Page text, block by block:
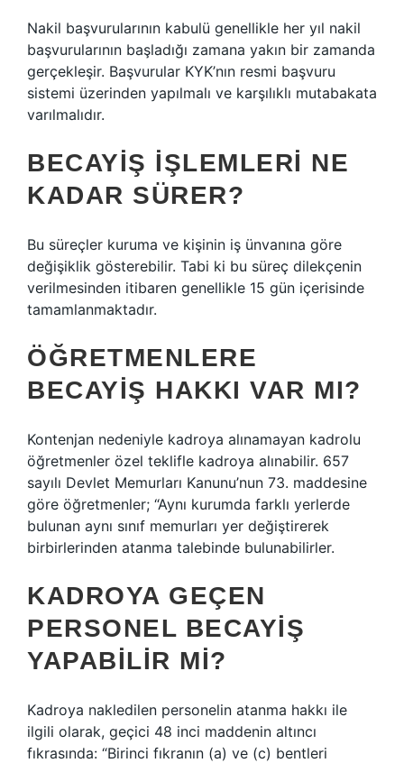
Nakil başvurularının kabulü genellikle her yıl nakil
başvurularının başladığı zamana yakın bir zamanda
gerçekleşir. Başvurular KYK’nın resmi başvuru
sistemi üzerinden yapılmalı ve karşılıklı mutabakata
varılmalıdır.
BECAYIŞ IŞLEMLERI NE
KADAR SÜRER?
Bu süreçler kuruma ve kişinin iş ünvanına göre
değişiklik gösterebilir. Tabi ki bu süreç dilekçenin
verilmesinden itibaren genellikle 15 gün içerisinde
tamamlanmaktadır.
ÖĞRETMENLERE
BECAYIŞ HAKKI VAR MI?
Kontenjan nedeniyle kadroya alınamayan kadrolu
öğretmenler özel teklifle kadroya alınabilir. 657
sayılı Devlet Memurları Kanunu’nun 73. maddesine
göre öğretmenler; “Aynı kurumda farklı yerlerde
bulunan aynı sınıf memurları yer değiştirerek
birbirlerinden atanma talebinde bulunabilirler.
KADROYA GEÇEN
PERSONEL BECAYIŞ
YAPABILIR MI?
Kadroya nakledilen personelin atanma hakkı ile
ilgili olarak, geçici 48 inci maddenin altıncı
fıkrasında: “Birinci fıkranın (a) ve (c) bentleri